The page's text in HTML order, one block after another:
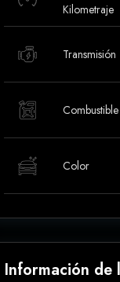
Kilometraje
Transmisión
Combustible
Color
Información de